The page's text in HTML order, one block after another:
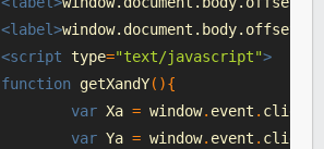
<label>
<script type="text/javascript">
function getXandY(){
var Xa = window. event . clientX
var Ya = window. event . clientY